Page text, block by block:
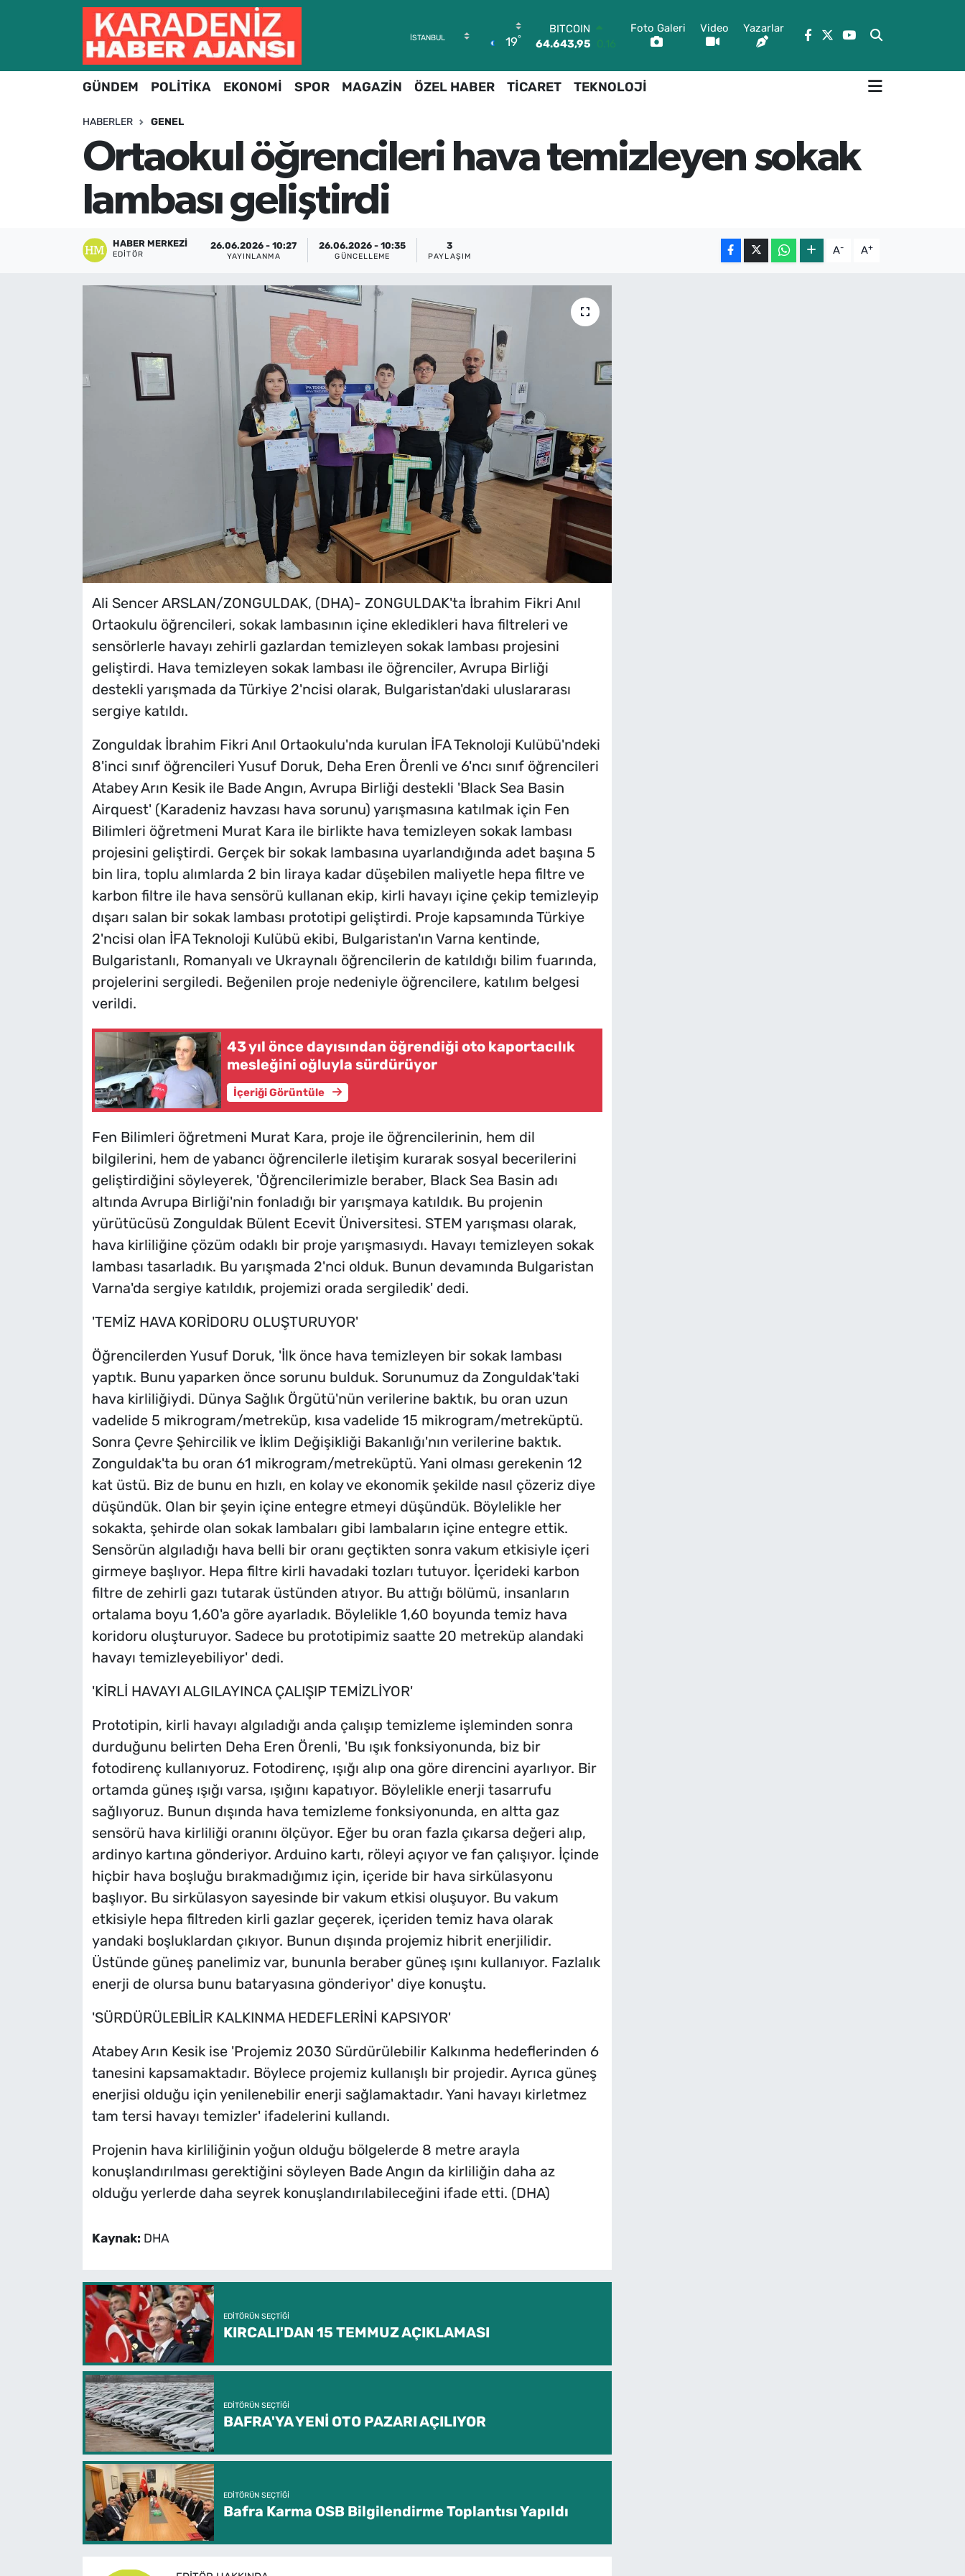
19°
DOLAR
47,6704 0
55,0406 -0.08
STERLİN
BİST100
13.799
Foto Galeri Video Yazarlar
GÜNDEM POLİTİKA EKONOMİ SPOR MAGAZİN ÖZEL HABER TİCARET TEKNOLOJİ
HABERLER GENEL
Ortaokul öğrencileri hava temizleyen sokak
lambası geliştirdi
HABER MERKEZI
EDITÖR
26.06.2026 - 10:27
YAYINLANMA
26.06.2026 - 10:35
GÜNCELLEME
3
PAYLAŞIM A- A+
Ali Sencer ARSLAN/ZONGULDAK, (DHA)- ZONGULDAK'ta İbrahim Fikri Anıl
Ortaokulu öğrencileri, sokak lambasının içine ekledikleri hava filtreleri ve
sensörlerle havayı zehirli gazlardan temizleyen sokak lambası projesini
geliştirdi. Hava temizleyen sokak lambası ile öğrenciler, Avrupa Birliği
destekli yarışmada da Türkiye 2'ncisi olarak, Bulgaristan'daki uluslararası
sergiye katıldı.
Zonguldak İbrahim Fikri Anıl Ortaokulu'nda kurulan İFA Teknoloji Kulübü'ndeki
8'inci sınıf öğrencileri Yusuf Doruk, Deha Eren Örenli ve 6'ncı sınıf öğrencileri
Atabey Arın Kesik ile Bade Angın, Avrupa Birliği destekli 'Black Sea Basin
Airquest' (Karadeniz havzası hava sorunu) yarışmasına katılmak için Fen
Bilimleri öğretmeni Murat Kara ile birlikte hava temizleyen sokak lambası
projesini geliştirdi. Gerçek bir sokak lambasına uyarlandığında adet başına 5
bin lira, toplu alımlarda 2 bin liraya kadar düşebilen maliyetle hepa filtre ve
karbon filtre ile hava sensörü kullanan ekip, kirli havayı içine çekip temizleyip
dışarı salan bir sokak lambası prototipi geliştirdi. Proje kapsamında Türkiye
2'ncisi olan İFA Teknoloji Kulübü ekibi, Bulgaristan'ın Varna kentinde,
Bulgaristanlı, Romanyalı ve Ukraynalı öğrencilerin de katıldığı bilim fuarında,
projelerini sergiledi. Beğenilen proje nedeniyle öğrencilere, katılım belgesi
verildi.
43 yıl önce dayısından öğrendiği oto kaportacılık
mesleğini oğluyla sürdürüyor
İçeriği Görüntüle
Fen Bilimleri öğretmeni Murat Kara, proje ile öğrencilerinin, hem dil
bilgilerini, hem de yabancı öğrencilerle iletişim kurarak sosyal becerilerini
geliştirdiğini söyleyerek, 'Öğrencilerimizle beraber, Black Sea Basin adı
altında Avrupa Birliği'nin fonladığı bir yarışmaya katıldık. Bu projenin
yürütücüsü Zonguldak Bülent Ecevit Üniversitesi. STEM yarışması olarak,
hava kirliliğine çözüm odaklı bir proje yarışmasıydı. Havayı temizleyen sokak
lambası tasarladık. Bu yarışmada 2'nci olduk. Bunun devamında Bulgaristan
Varna'da sergiye katıldık, projemizi orada sergiledik' dedi.
'TEMİZ HAVA KORİDORU OLUŞTURUYOR'
Öğrencilerden Yusuf Doruk, 'İlk önce hava temizleyen bir sokak lambası
yaptık. Bunu yaparken önce sorunu bulduk. Sorunumuz da Zonguldak'taki
hava kirliliğiydi. Dünya Sağlık Örgütü'nün verilerine baktık, bu oran uzun
vadelide 5 mikrogram/metreküp, kısa vadelide 15 mikrogram/metreküptü.
Sonra Çevre Şehircilik ve İklim Değişikliği Bakanlığı'nın verilerine baktık.
Zonguldak'ta bu oran 61 mikrogram/metreküptü. Yani olması gerekenin 12
kat üstü. Biz de bunu en hızlı, en kolay ve ekonomik şekilde nasıl çözeriz diye
düşündük. Olan bir şeyin içine entegre etmeyi düşündük. Böylelikle her
sokakta, şehirde olan sokak lambaları gibi lambaların içine entegre ettik.
Sensörün algıladığı hava belli bir oranı geçtikten sonra vakum etkisiyle içeri
girmeye başlıyor. Hepa filtre kirli havadaki tozları tutuyor. İçerideki karbon
filtre de zehirli gazı tutarak üstünden atıyor. Bu attığı bölümü, insanların
ortalama boyu 1,60'a göre ayarladık. Böylelikle 1,60 boyunda temiz hava
koridoru oluşturuyor. Sadece bu prototipimiz saatte 20 metreküp alandaki
havayı temizleyebiliyor' dedi.
'KİRLİ HAVAYI ALGILAYINCA ÇALIŞIP TEMİZLİYOR'
Prototipin, kirli havayı algıladığı anda çalışıp temizleme işleminden sonra
durduğunu belirten Deha Eren Örenli, 'Bu ışık fonksiyonunda, biz bir
fotodirenç kullanıyoruz. Fotodirenç, ışığı alıp ona göre direncini ayarlıyor. Bir
ortamda güneş ışığı varsa, ışığını kapatıyor. Böylelikle enerji tasarrufu
sağlıyoruz. Bunun dışında hava temizleme fonksiyonunda, en altta gaz
sensörü hava kirliliği oranını ölçüyor. Eğer bu oran fazla çıkarsa değeri alıp,
ardinyo kartına gönderiyor. Arduino kartı, röleyi açıyor ve fan çalışıyor. İçinde
hiçbir hava boşluğu bırakmadığımız için, içeride bir hava sirkülasyonu
başlıyor. Bu sirkülasyon sayesinde bir vakum etkisi oluşuyor. Bu vakum
etkisiyle hepa filtreden kirli gazlar geçerek, içeriden temiz hava olarak
yandaki boşluklardan çıkıyor. Bunun dışında projemiz hibrit enerjilidir.
Üstünde güneş panelimiz var, bununla beraber güneş ışını kullanıyor. Fazlalık
enerji de olursa bunu bataryasına gönderiyor' diye konuştu.
'SÜRDÜRÜLEBİLİR KALKINMA HEDEFLERİNİ KAPSIYOR'
Atabey Arın Kesik ise 'Projemiz 2030 Sürdürülebilir Kalkınma hedeflerinden 6
tanesini kapsamaktadır. Böylece projemiz kullanışlı bir projedir. Ayrıca güneş
enerjisi olduğu için yenilenebilir enerji sağlamaktadır. Yani havayı kirletmez
tam tersi havayı temizler' ifadelerini kullandı.
Projenin hava kirliliğinin yoğun olduğu bölgelerde 8 metre arayla
konuşlandırılması gerektiğini söyleyen Bade Angın da kirliliğin daha az
olduğu yerlerde daha seyrek konuşlandırılabileceğini ifade etti. (DHA)
Kaynak: DHA
EDITÖRÜN SEÇTIĞI
KIRCALI'DAN 15 TEMMUZ AÇIKLAMASI
EDITÖRÜN SEÇTIĞI
BAFRA'YA YENİ OTO PAZARI AÇILIYOR
EDITÖRÜN SEÇTIĞI
Bafra Karma OSB Bilgilendirme Toplantısı Yapıldı
Hava Durumu
Trafik Durumu
Süper Lig Puan Durumu ve Fikstür
Tüm Manşetler
Son Dakika Haberleri
Haber Arşivi